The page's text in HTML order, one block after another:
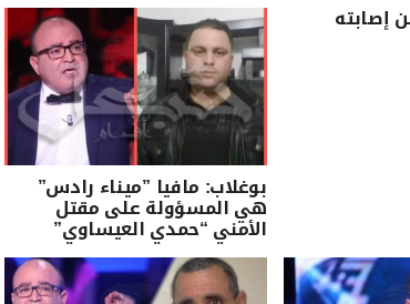
إصابته
بوغلاب: مافيا ”ميناء رادس”
هي المسؤولة على مقتل
الأمني “حمدي العيساوي”